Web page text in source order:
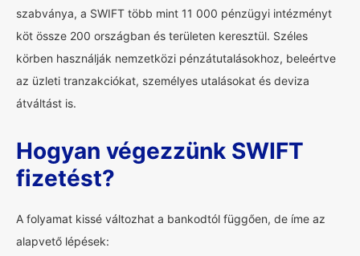
szabványa, a SWIFT több mint 11 000 pénzügyi intézményt
köt össze 200 országban és területen keresztül. Széles
körben használják nemzetközi pénzátutalásokhoz, beleértve
az üzleti tranzakciókat, személyes utalásokat és deviza
átváltást is.
Hogyan végezzünk SWIFT
fizetést?
A folyamat kissé változhat a bankodtól függően, de íme az
alapvető lépések: